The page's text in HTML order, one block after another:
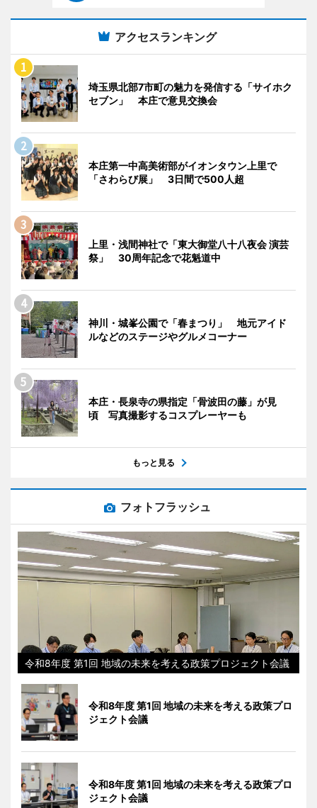
アクセスランキング
埼玉県北部7市町の魅力を発信する「サイホク
セブン」 本庄で意見交換会
本庄第一中高美術部がイオンタウン上里で
「さわらび展」 3日間で500人超
上里・浅間神社で「東大御堂八十八夜会 演芸
祭」 30周年記念で花魁道中
神川・城峯公園で「春まつり」 地元アイド
ルなどのステージやグルメコーナー
本庄・長泉寺の県指定「骨波田の藤」が見
頃 写真撮影するコスプレーヤーも
もっと見る
フォトフラッシュ
令和8年度 第1回 地域の未来を考える政策プロジェクト会議
令和8年度 第1回 地域の未来を考える政策プロ
ジェクト会議
令和8年度 第1回 地域の未来を考える政策プロ
ジェクト会議